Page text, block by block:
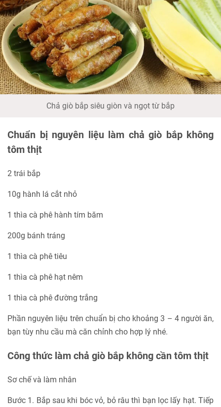
Chả giò bắp siêu giòn và ngọt từ bắp
Chuẩn bị nguyên liệu làm chả giò bắp không
tôm thịt
2 trái bắp
10g hành lá cắt nhỏ
1 thìa cà phê hành tím băm
200g bánh tráng
1 thìa cà phê tiêu
1 thìa cà phê hạt nêm
1 thìa cà phê đường trắng
Phần nguyên liệu trên chuẩn bị cho khoảng 3 – 4 người ăn,
bạn tùy nhu cầu mà căn chỉnh cho hợp lý nhé.
Công thức làm chả giò bắp không cần tôm thịt
Sơ chế và làm nhân
Bước 1. Bắp sau khi bóc vỏ, bỏ râu thì bạn lọc lấy hạt. Tiếp